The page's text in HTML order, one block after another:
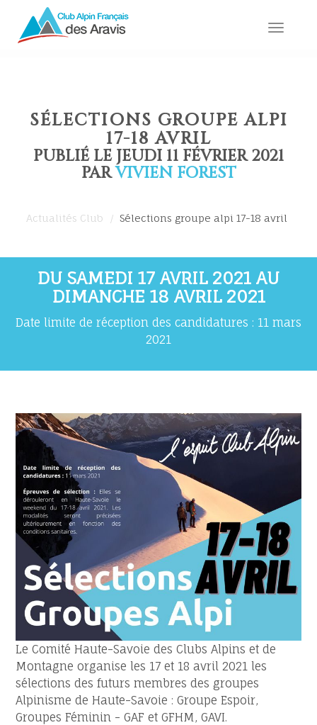
Toggle
SÉLECTIONS GROUPE ALPI
17-18 AVRIL
PUBLIÉ LE JEUDI 11 FÉVRIER 2021
PARVIVIEN FOREST
Actualités Club Sélections groupe alpi 17-18 avril
DU SAMEDI 17 AVRIL 2021 AU
DIMANCHE 18 AVRIL 2021
Date limite de réception des candidatures : 11 mars
2021
Le Comité Haute-Savoie des Clubs Alpins et de
Montagne organise les 17 et 18 avril 2021 les
sélections des futurs membres des groupes
Alpinisme de Haute-Savoie : Groupe Espoir,
Groupes Féminin - GAF et GFHM, GAVI.